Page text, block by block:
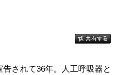
されて36年。人工呼吸器と